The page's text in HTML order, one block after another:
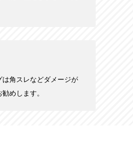
角スレなどダメージが
めします。